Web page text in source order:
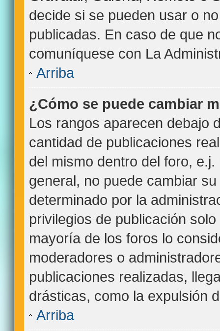
decide si se pueden usar o
publicadas. En caso de que
comuníquese con La
Arriba
¿Cómo se puede cambiar
Los rangos aparecen debajo
cantidad de publicaciones
del mismo dentro del foro,
general, no puede cambiar
determinado por la
privilegios de publicación
mayoría de los foros lo
moderadores o
publicaciones realizadas,
drásticas, como la expulsión
Arriba